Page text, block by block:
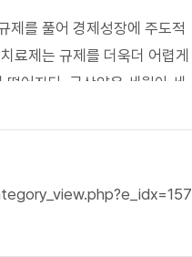
제를 풀어 경제성장에 주도적
료제는 규제를 더욱더 어렵게
어진다..국산약은 세월아 세